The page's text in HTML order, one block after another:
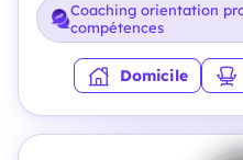
Coaching orientation
compétences
Domicile